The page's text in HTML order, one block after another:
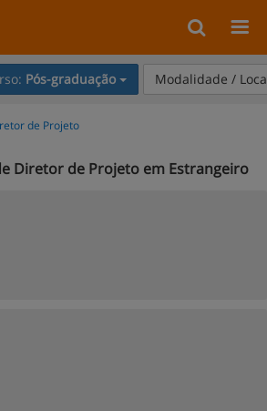
Pós-graduação Modalidade /
de Projeto
Diretor de Projeto em Estrangeiro